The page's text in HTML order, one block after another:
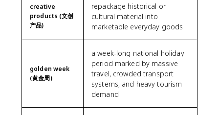
creative
products (文创
产品)
repackage historical or
cultural material into
marketable everyday goods
golden week
(黄金周)
a week-long national holiday
period marked by massive
travel, crowded transport
systems, and heavy tourism
demand